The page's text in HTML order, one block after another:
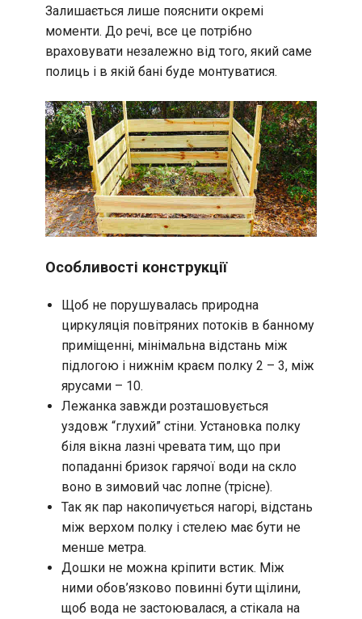
Залишається лише пояснити окремі
моменти. До речі, все це потрібно
враховувати незалежно від того, який саме
полиць і в якій бані буде монтуватися.
Особливості конструкції
Щоб не порушувалась природна
циркуляція повітряних потоків в банному
приміщенні, мінімальна відстань між
підлогою і нижнім краєм полку 2 – 3, між
ярусами – 10.
Лежанка завжди розташовується
уздовж “глухий” стіни. Установка полку
біля вікна лазні чревата тим, що при
попаданні бризок гарячої води на скло
воно в зимовий час лопне (трісне).
Так як пар накопичується нагорі, відстань
між верхом полку і стелею має бути не
менше метра.
Дошки не можна кріпити встик. Між
ними обов’язково повинні бути щілини,
щоб вода не застоювалася, а стікала на